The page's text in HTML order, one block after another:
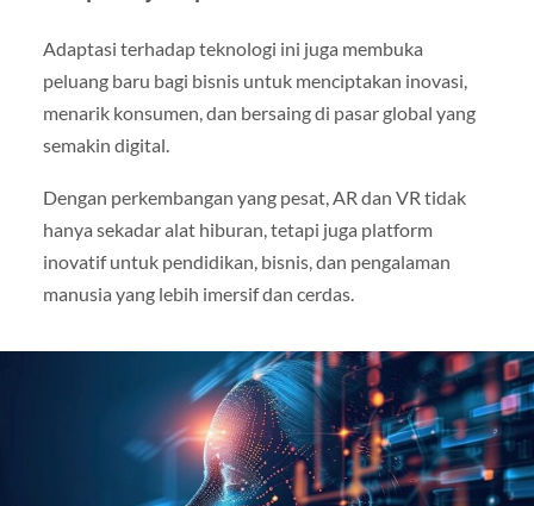
Adaptasi terhadap teknologi ini juga membuka
peluang baru bagi bisnis untuk menciptakan inovasi,
menarik konsumen, dan bersaing di pasar global yang
semakin digital.
Dengan perkembangan yang pesat, AR dan VR tidak
hanya sekadar alat hiburan, tetapi juga platform
inovatif untuk pendidikan, bisnis, dan pengalaman
manusia yang lebih imersif dan cerdas.